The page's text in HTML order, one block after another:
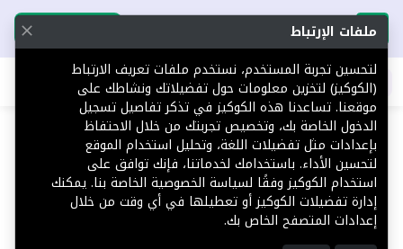
تحميل التطبيق تحميل التطبيق
اطلب عقارك
علي الكثير
ملفات الإرتباط
لتحسين تجربة المستخدم، نستخدم ملفات تعريف الارتباط
(الكوكيز) لتخزين معلومات حول تفضيلاتك ونشاطك على
موقعنا. تساعدنا هذه الكوكيز في تذكر تفاصيل تسجيل
الدخول الخاصة بك، وتخصيص تجربتك من خلال الاحتفاظ
بإعدادات مثل تفضيلات اللغة، وتحليل استخدام الموقع
لتحسين الأداء. باستخدامك لخدماتنا، فإنك توافق على
استخدام الكوكيز وفقًا لسياسة الخصوصية الخاصة بنا. يمكنك
إدارة تفضيلات الكوكيز أو تعطيلها في أي وقت من خلال
إعدادات المتصفح الخاص بك.